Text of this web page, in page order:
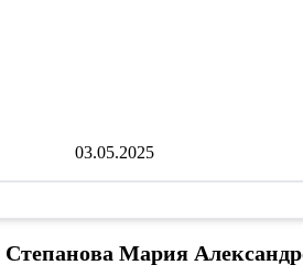
03.05.2025
Степанова Мария